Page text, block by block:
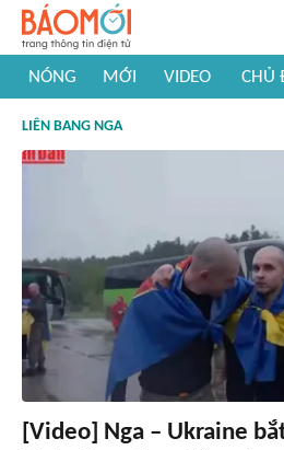
NÓNG MỚI VIDEO CHỦ
#Khám phá thế giới
LIÊN BANG NGA
[Video] Nga – Ukraine